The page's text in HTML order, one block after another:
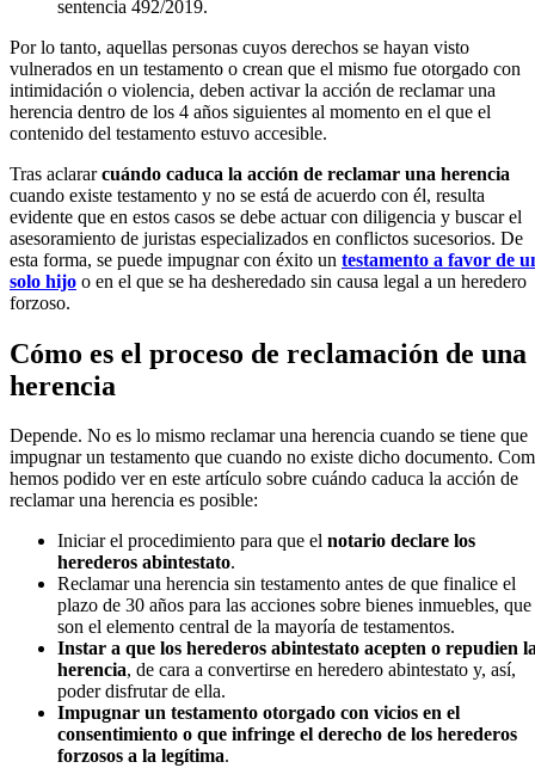
sentencia 492/2019.
Por lo tanto, aquellas personas cuyos derechos se hayan visto
vulnerados en un testamento o crean que el mismo fue otorgado con
intimidación o violencia, deben activar la acción de reclamar una
herencia dentro de los 4 años siguientes al momento en el que el
contenido del testamento estuvo accesible.
Tras aclararcuándo caduca la acción de reclamar una herencia
cuando existe testamento y no se está de acuerdo con él, resulta
evidente que en estos casos se debe actuar con diligencia y buscar el
asesoramiento de juristas especializados en conflictos sucesorios. De
esta forma, se puede impugnar con éxito un testamento a favor de
solo hijo o en el que se ha desheredado sin causa legal a un heredero
forzoso.
Cómo es el proceso de reclamación de una
herencia
Depende. No es lo mismo reclamar una herencia cuando se tiene que
impugnar un testamento que cuando no existe dicho documento.
hemos podido ver en este artículo sobre cuándo caduca la acción de
reclamar una herencia es posible:
Iniciar el procedimiento para que el notario declare los
herederos abintestato.
Reclamar una herencia sin testamento antes de que finalice el
plazo de 30 años para las acciones sobre bienes inmuebles, que
son el elemento central de la mayoría de testamentos.
Instar a que los herederos abintestato acepten o repudien
herencia, de cara a convertirse en heredero abintestato y, así,
poder disfrutar de ella.
Impugnar un testamento otorgado con vicios en el
consentimiento o que infringe el derecho de los herederos
forzosos a la legítima.